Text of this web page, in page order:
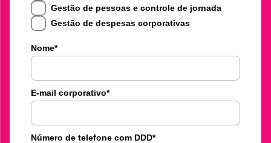
Gestão de pessoas e controle de jornada
Gestão de despesas corporativas
Nome*
E-mail corporativo*
Número de telefone com DDD*